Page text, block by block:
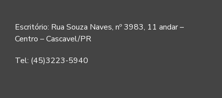
Escritório: Rua Souza Naves, nº 3983, 11 andar –
Centro – Cascavel/PR
Tel: (45)3223-5940